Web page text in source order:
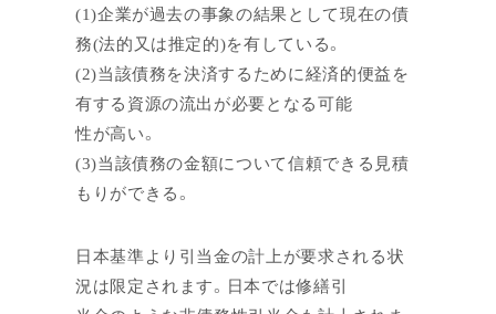
(1)企業が過去の事象の結果として現在の債
務(法的又は推定的)を有している。
(2)当該債務を決済するために経済的便益を
有する資源の流出が必要となる可能
性が高い。
(3)当該債務の金額について信頼できる見積
もりができる。
日本基準より引当金の計上が要求される状
況は限定されます。日本では修繕引